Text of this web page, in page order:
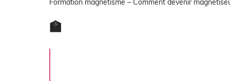
🏫